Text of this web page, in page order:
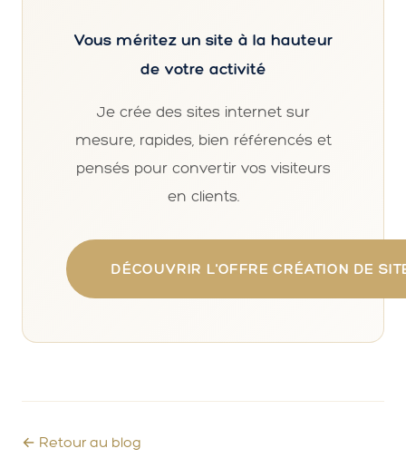
Vous méritez un site à la hauteur
de votre activité
Je crée des sites internet sur
mesure, rapides, bien référencés et
pensés pour convertir vos visiteurs
en clients.
DÉCOUVRIR L'OFFRE CRÉATION DE
← Retour au blog